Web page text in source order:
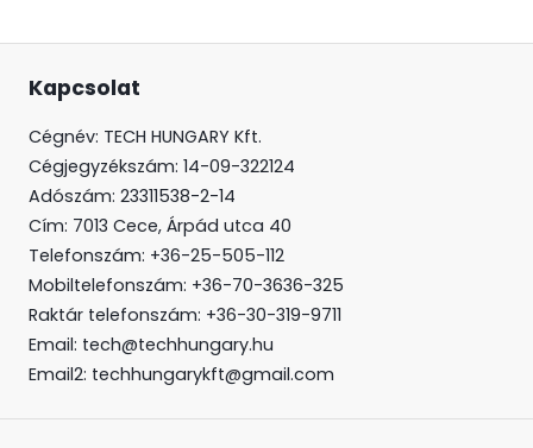
Kapcsolat
Cégnév: TECH HUNGARY Kft.
Cégjegyzékszám: 14-09-322124
Adószám: 23311538-2-14
Cím: 7013 Cece, Árpád utca 40
Telefonszám: +36-25-505-112
Mobiltelefonszám: +36-70-3636-325
Raktár telefonszám: +36-30-319-9711
Email: tech@techhungary.hu
Email2: techhungarykft@gmail.com